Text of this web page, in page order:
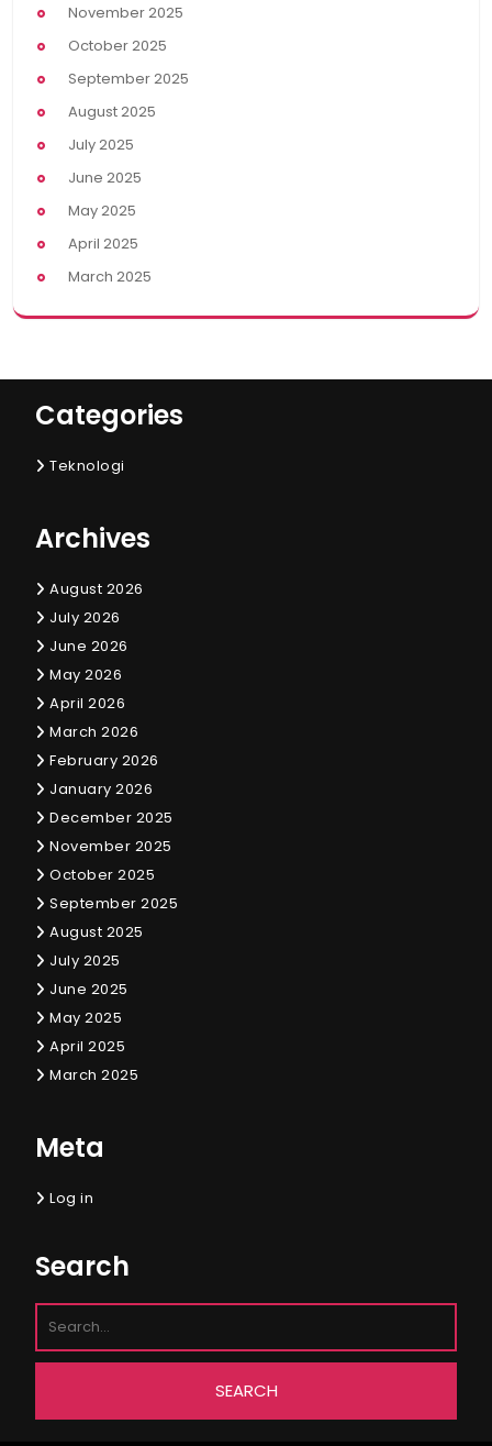
November 2025
October 2025
September 2025
August 2025
July 2025
June 2025
May 2025
April 2025
March 2025
Categories
Teknologi
Archives
August 2026
July 2026
June 2026
May 2026
April 2026
March 2026
February 2026
January 2026
December 2025
November 2025
October 2025
September 2025
August 2025
July 2025
June 2025
May 2025
April 2025
March 2025
Meta
Log in
Search